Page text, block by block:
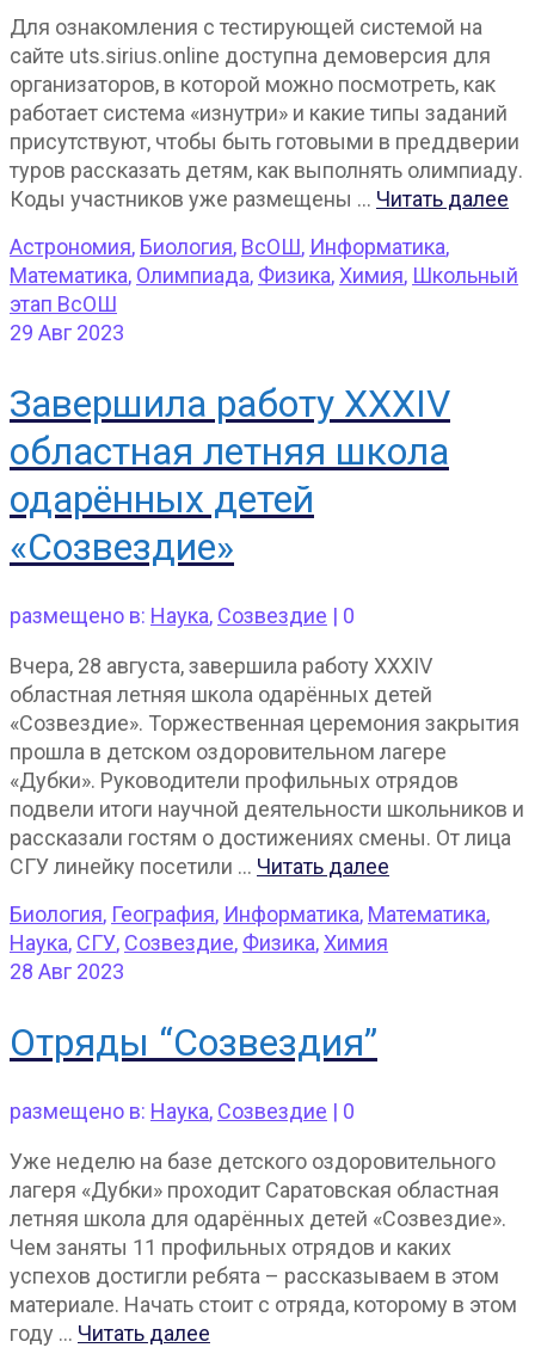
Для ознакомления с тестирующей системой на
сайте uts.sirius.online доступна демоверсия для
организаторов, в которой можно посмотреть, как
работает система «изнутри» и какие типы заданий
присутствуют, чтобы быть готовыми в преддверии
туров рассказать детям, как выполнять олимпиаду.
Коды участников уже размещены … Читать далее
Астрономия, Биология, ВсОШ, Информатика,
Математика, Олимпиада, Физика, Химия, Школьный
этап ВсОШ
29 Авг 2023
Завершила работу XXXIV
областная летняя школа
одарённых детей
«Созвездие»
размещено в: Наука, Созвездие | 0
Вчера, 28 августа, завершила работу XXXIV
областная летняя школа одарённых детей
«Созвездие». Торжественная церемония закрытия
прошла в детском оздоровительном лагере
«Дубки». Руководители профильных отрядов
подвели итоги научной деятельности школьников и
рассказали гостям о достижениях смены. От лица
СГУ линейку посетили … Читать далее
Биология, География, Информатика, Математика,
Наука, СГУ, Созвездие, Физика, Химия
28 Авг 2023
Отряды “Созвездия”
размещено в: Наука, Созвездие | 0
Уже неделю на базе детского оздоровительного
лагеря «Дубки» проходит Саратовская областная
летняя школа для одарённых детей «Созвездие».
Чем заняты 11 профильных отрядов и каких
успехов достигли ребята – рассказываем в этом
материале. Начать стоит с отряда, которому в этом
году … Читать далее